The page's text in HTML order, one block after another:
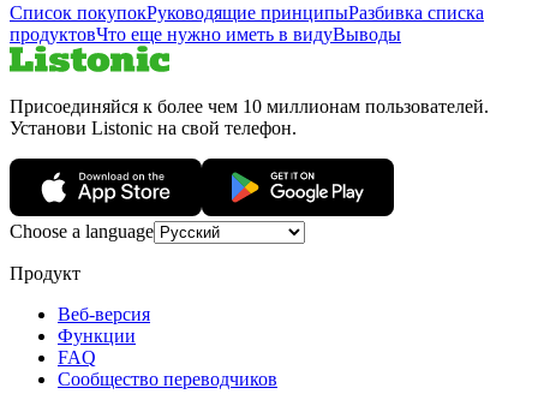
Список покупокРуководящие принципыРазбивка списка
продуктовЧто еще нужно иметь в видуВыводы
Присоединяйся к более чем 10 миллионам пользователей.
Установи Listonic на свой телефон.
Choose a language
Продукт
Веб-версия
Функции
FAQ
Сообщество переводчиков